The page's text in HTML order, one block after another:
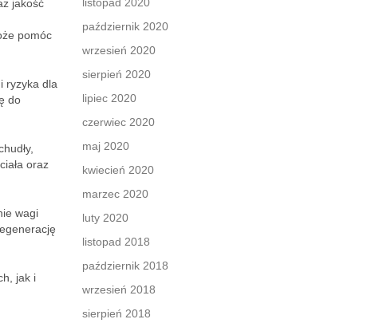
jakość
pomóc
ryzyka dla
do
oraz
wagi
jak i
październik 2020
wrzesień 2020
sierpień 2020
lipiec 2020
czerwiec 2020
maj 2020
kwiecień 2020
marzec 2020
luty 2020
listopad 2018
październik 2018
wrzesień 2018
sierpień 2018